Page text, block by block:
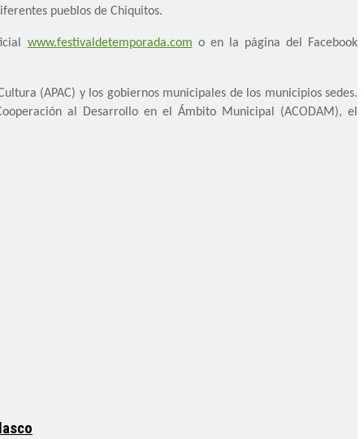
pueblos de Chiquitos.
www.festivaldetemporada.com o en la página del Facebook
(APAC) y los gobiernos municipales de los municipios sedes.
al Desarrollo en el Ámbito Municipal (ACODAM), el